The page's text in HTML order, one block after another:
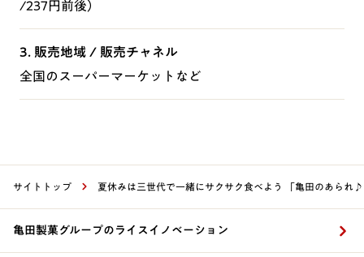
/237円前後）
3. 販売地域 / 販売チャネル
全国のスーパーマーケットなど
サイトトップ 夏休みは三世代で一緒にサクサク食べよう 「亀田のあら
亀田製菓グループのライスイノベーション